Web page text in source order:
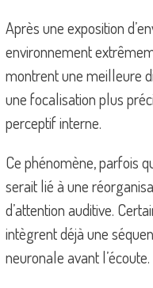
Après une exposition
environnement
montrent une meilleure
une focalisation plus
perceptif interne.
Ce phénomène, parfois
serait lié à une
d’attention auditive.
intègrent déjà une
neuronale avant l’écoute.